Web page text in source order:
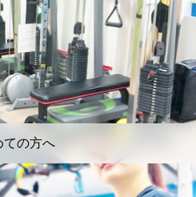
ての方へ